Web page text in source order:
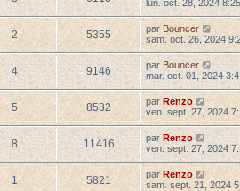
lun. oct. 28, 2024
2 5355 par Bouncer
sam. oct. 26, 2024
4 9146 par Bouncer
mar. oct. 01, 2024
5 8532 par Renzo
ven. sept. 27, 2024
8 11416 parRenzo
ven. sept. 27, 2024
1 5821 par Renzo
sam. sept. 21, 2024